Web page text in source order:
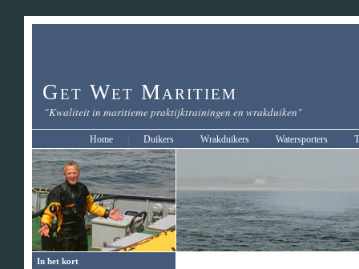
Get Wet Maritiem
"Kwaliteit in maritieme praktijktrainingen en wrakduiken"
Home Duikers Wrakduikers Watersporters
In het kort